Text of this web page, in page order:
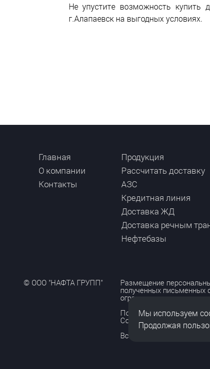
Не упустите возможность купить
г.Алапаевск на выгодных условиях.
Главная
О компании
Контакты
Продукция
Рассчитать доставку
АЗС
Кредитная линия
Доставка ЖД
Доставка речным
Нефтебазы
© ООО "НАФТА ГРУПП" Размещение
полученных письменных
ограничено и
Политика обработки
Согласие на обработку
Все права защищены
Мы используем
Продолжая